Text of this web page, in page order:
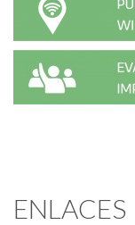
ENLACES